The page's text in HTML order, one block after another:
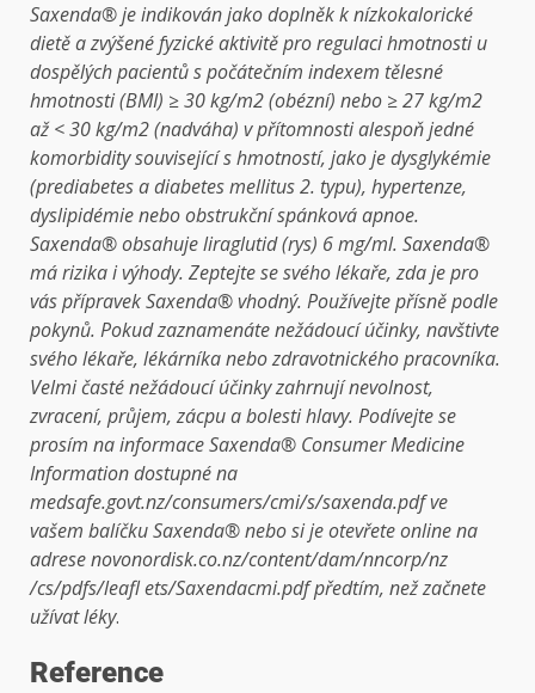
Saxenda® je indikován jako doplněk k nízkokalorické
dietě a zvýšené fyzické aktivitě pro regulaci hmotnosti u
dospělých pacientů s počátečním indexem tělesné
hmotnosti (BMI) ≥ 30 kg/m2 (obézní) nebo ≥ 27 kg/m2
až < 30 kg/m2 (nadváha) v přítomnosti alespoň jedné
komorbidity související s hmotností, jako je dysglykémie
(prediabetes a diabetes mellitus 2. typu), hypertenze,
dyslipidémie nebo obstrukční spánková apnoe.
Saxenda® obsahuje liraglutid (rys) 6 mg/ml. Saxenda®
má rizika i výhody. Zeptejte se svého lékaře, zda je pro
vás přípravek Saxenda® vhodný. Používejte přísně podle
pokynů. Pokud zaznamenáte nežádoucí účinky, navštivte
svého lékaře, lékárníka nebo zdravotnického pracovníka.
Velmi časté nežádoucí účinky zahrnují nevolnost,
zvracení, průjem, zácpu a bolesti hlavy. Podívejte se
prosím na informace Saxenda® Consumer Medicine
Information dostupné na
medsafe.govt.nz/consumers/cmi/s/saxenda.pdf ve
vašem balíčku Saxenda® nebo si je otevřete online na
adrese novonordisk.co.nz/content/dam/nncorp/nz
/cs/pdfs/leafl ets/Saxendacmi.pdf předtím, než začnete
užívat léky.
Reference